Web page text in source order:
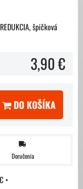
špičková
3,90 €
DO KOŠÍKA
Doručenia
•